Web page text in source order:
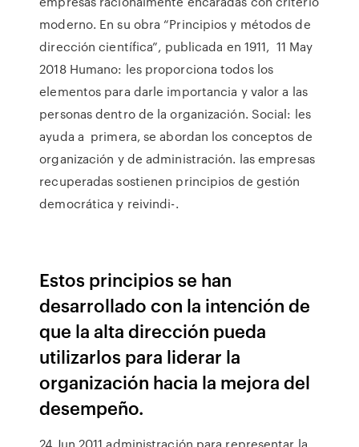
moderno. En su obra “Principios y métodos de
dirección científica”, publicada en 1911, 11 May
2018 Humano: les proporciona todos los
elementos para darle importancia y valor a las
personas dentro de la organización. Social: les
ayuda a primera, se abordan los conceptos de
organización y de administración. las empresas
recuperadas sostienen principios de gestión
democrática y reivindi-.
Estos principios se han
desarrollado con la intención de
que la alta dirección pueda
utilizarlos para liderar la
organización hacia la mejora del
desempeño.
24 Jun 2011 administración para representar la